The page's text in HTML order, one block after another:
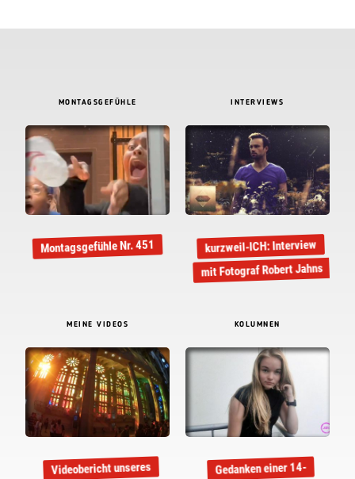
MONTAGSGEFÜHLE
Montagsgefühle Nr. 451
INTERVIEWS
kurzweil-ICH: Interview
mit Fotograf Robert Jahns
MEINE VIDEOS
Videobericht unseres
KOLUMNEN
Gedanken einer 14-